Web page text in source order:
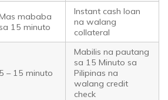
mababa
sa 15 minuto
Instant cash loan
na walang
collateral
5 – 15 minuto
Mabilis na pautang
sa 15 Minuto sa
Pilipinas na
walang credit
check